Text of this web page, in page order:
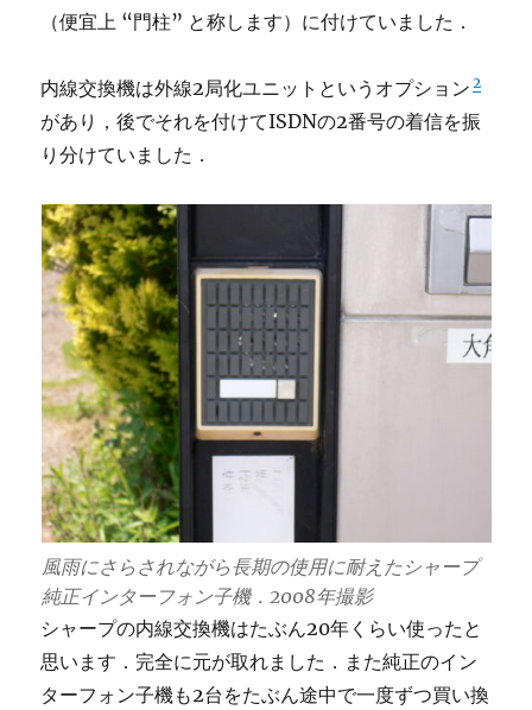
（便宜上 “門柱” と称します）に付けていました．
内線交換機は外線2局化ユニットというオプション 2
があり，後でそれを付けてISDNの2番号の着信を振
り分けていました．
風雨にさらされながら長期の使用に耐えたシャープ
純正インターフォン子機．2008年撮影
シャープの内線交換機はたぶん20年くらい使ったと
思います．完全に元が取れました．また純正のイン
ターフォン子機も2台をたぶん途中で一度ずつ買い換